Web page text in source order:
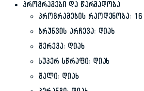
პროგრამები და წარმადობა
პროგრამების რაოდენობა: 16
ბრუნვის არჩევა: დიახ
შერევა: დიახ
სუპერ სწრაფი: დიახ
შალი: დიახ